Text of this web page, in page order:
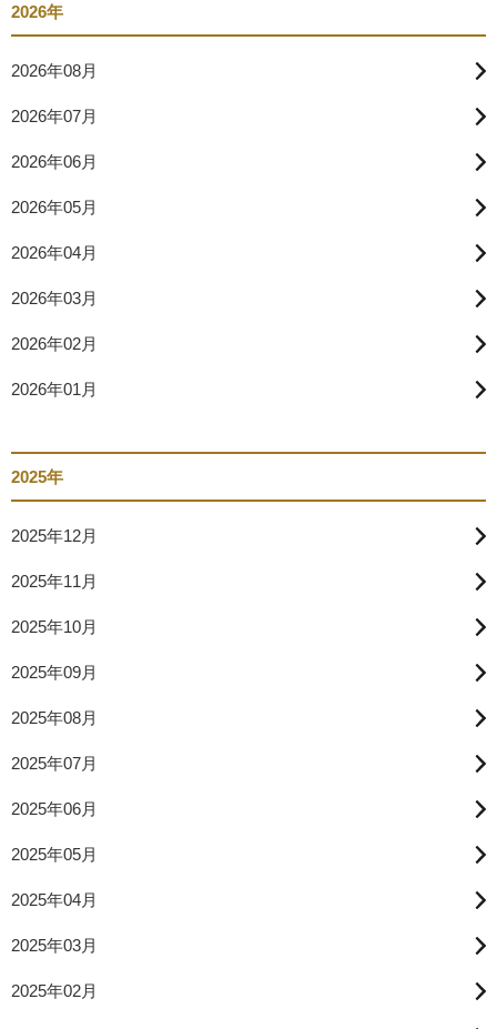
2026年
2026年08月
2026年07月
2026年06月
2026年05月
2026年04月
2026年03月
2026年02月
2026年01月
2025年
2025年12月
2025年11月
2025年10月
2025年09月
2025年08月
2025年07月
2025年06月
2025年05月
2025年04月
2025年03月
2025年02月